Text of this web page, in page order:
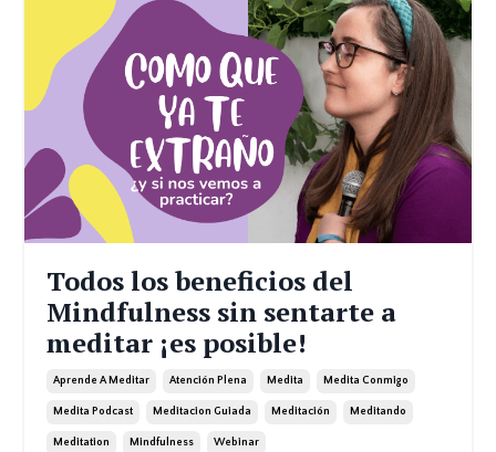
Todos los beneficios del
Mindfulness sin sentarte a
meditar ¡es posible!
Aprende A Meditar Atención Plena Medita Medita Conmigo
Medita Podcast Meditacion Guiada Meditación Meditando
Meditation Mindfulness Webinar